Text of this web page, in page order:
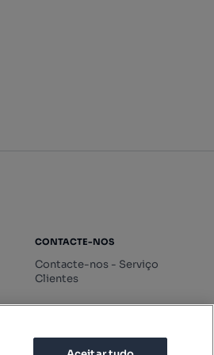
CONTACTE-NOS
Contacte-nos - Serviço
Clientes